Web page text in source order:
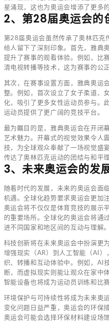
星涌现，这也为奥运会增添了更多的
2、第28届奥运会的
第28届奥运会虽然传承了奥林匹克
给人留下了深刻印象。首先，雅典
提升了赛事的观看体验。例如，比
清电视转播等技术，这为赛事的公
其次，在赛事设置方面，雅典奥运
整。例如，首次设立了女子柔道、
化，吸引了更多女性运动员参与。
运动员提供了更广阔的竞技平台。
最为瞩目的是，雅典奥运会在开闭
艺术魅力。开幕式的视觉效果令人
技，为全球观众奉献了一场视觉盛
传达了奥林匹克运动的团结与和平理
3、未来奥运会的发
随着时代的发展，未来的奥运会面
机遇。全球化趋势要求奥运会更加
奥运会将不仅仅是体育竞技的展示
的重要场所。全球化的奥运会将通
进不同国家和地区间的互动与理解。
科技创新将在未来奥运会中扮演更
增强现实（AR）到人工智能（AI
织、转播和互动体验中。例如，AI
断，而虚拟现实则能让观众在家中
智能设备也将成为运动员训练和比
环境保护与可持续性将成为未来奥
变化问题日益严重，奥运会的环保
奥运会可能会选择环保材料建设场